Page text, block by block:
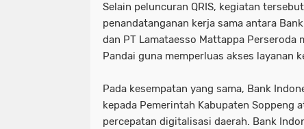
Selain peluncuran QRIS, kegiatan
penandatanganan kerja sama antara
dan PT Lamataesso Mattappa Perseroda
Pandai guna memperluas akses layanan
Pada kesempatan yang sama, Bank
kepada Pemerintah Kabupaten Soppeng
percepatan digitalisasi daerah. Bank